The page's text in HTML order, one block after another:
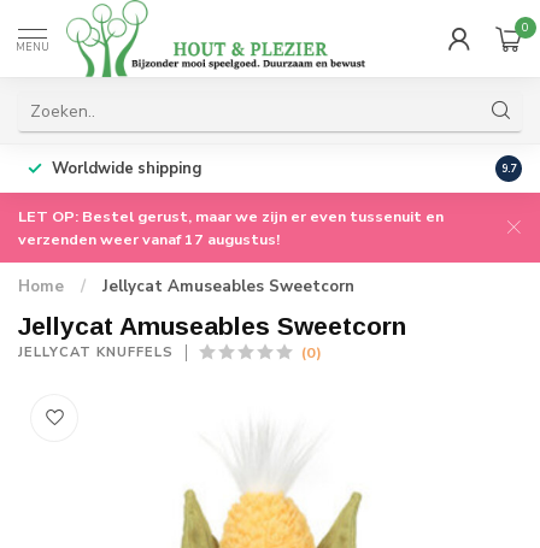
MENU
0
Worldwide shipping 9.7
LET OP: Bestel gerust, maar we zijn er even tussenuit en
verzenden weer vanaf 17 augustus!
Home / Jellycat Amuseables Sweetcorn
Jellycat Amuseables Sweetcorn
JELLYCAT KNUFFELS (0)